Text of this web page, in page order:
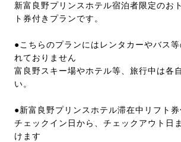
新富良野プリンスホテル宿泊者限定のお
ト券付きプランです。
●こちらのプランにはレンタカーやバス
れておりません
富良野スキー場やホテル等、旅行中は各
い。
●新富良野プリンスホテル滞在中リフト券
チェックイン日から、チェックアウト日
けます